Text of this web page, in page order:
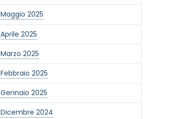
Maggio 2025
Aprile 2025
Marzo 2025
Febbraio 2025
Gennaio 2025
Dicembre 2024